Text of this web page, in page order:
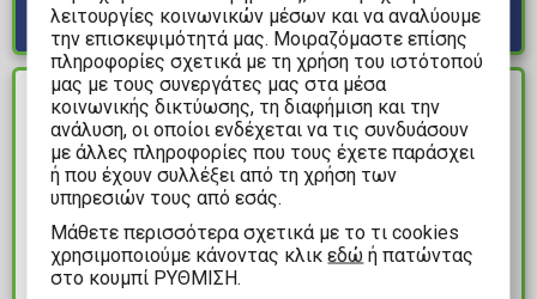
ΔΙΑΘΕΣΙΜΟ ΔΙΑΘΕΣΙΜΟ
λειτουργίες κοινωνικών μέσων και να αναλύουμε
την επισκεψιμότητά μας. Μοιραζόμαστε επίσης
πληροφορίες σχετικά με τη χρήση του ιστότοπού
μας με τους συνεργάτες μας στα μέσα
κοινωνικής δικτύωσης, τη διαφήμιση και την
ανάλυση, οι οποίοι ενδέχεται να τις συνδυάσουν
με άλλες πληροφορίες που τους έχετε παράσχει
ή που έχουν συλλέξει από τη χρήση των
υπηρεσιών τους από εσάς.
Mάθετε περισσότερα σχετικά με το τι cookies
χρησιμοποιούμε κάνοντας κλικεδώ ή πατώντας
στο κουμπί ΡΥΘΜΙΣΗ.